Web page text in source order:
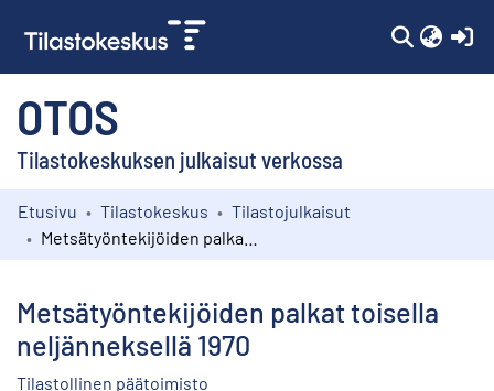
OTOS
Tilastokeskuksen julkaisut verkossa
Kokoelmat
Etusivu Tilastokeskus
Tilastojulkaisut
Metsätyöntekijöiden palkat toisella
neljänneksellä 1970
Tilastollinen päätoimisto